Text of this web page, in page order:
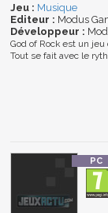
Jeu : Musique
Editeur : Modus
Développeur :
God of Rock est un
Tout se fait avec le